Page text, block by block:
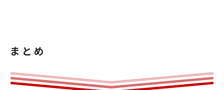
まとめ